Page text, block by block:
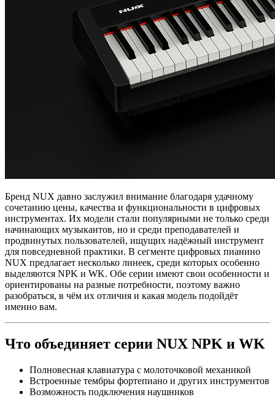
Бренд NUX давно заслужил внимание благодаря удачному
сочетанию цены, качества и функциональности в цифровых
инструментах. Их модели стали популярными не только среди
начинающих музыкантов, но и среди преподавателей и
продвинутых пользователей, ищущих надёжный инструмент
для повседневной практики. В сегменте цифровых пианино
NUX предлагает несколько линеек, среди которых особенно
выделяются NPK и WK. Обе серии имеют свои особенности и
ориентированы на разные потребности, поэтому важно
разобраться, в чём их отличия и какая модель подойдёт
именно вам.
Что объединяет серии NUX NPK и WK
Полновесная клавиатура с молоточковой механикой
Встроенные тембры фортепиано и других инструментов
Возможность подключения наушников